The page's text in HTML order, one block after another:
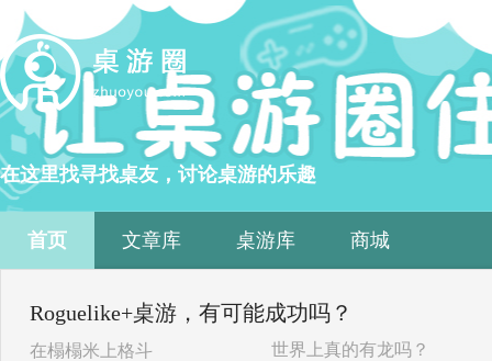
在这里找寻找桌友，讨论桌游的乐趣
首页 文章库 桌游库 商城
Roguelike+桌游，有可能成功吗？
在榻榻米上格斗 世界上真的有龙吗？